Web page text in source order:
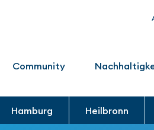
Community
Hamburg Heilbronn